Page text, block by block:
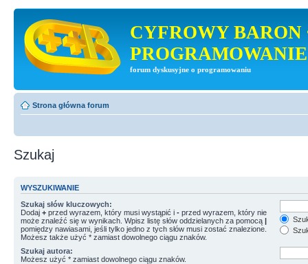
CYFROWY BARON
PROGRAMOWANIE
forum dyskusyjne o programowaniu
Strona główna forum
Szukaj
WYSZUKIWANIE
Szukaj słów kluczowych:
Dodaj + przed wyrazem, który musi wystąpić i - przed wyrazem, który nie
może znaleźć się w wynikach. Wpisz listę słów oddzielanych za pomocą |
pomiędzy nawiasami, jeśli tylko jedno z tych słów musi zostać znalezione.
Możesz także użyć * zamiast dowolnego ciągu znaków.
Szukaj autora:
Możesz użyć * zamiast dowolnego ciągu znaków.